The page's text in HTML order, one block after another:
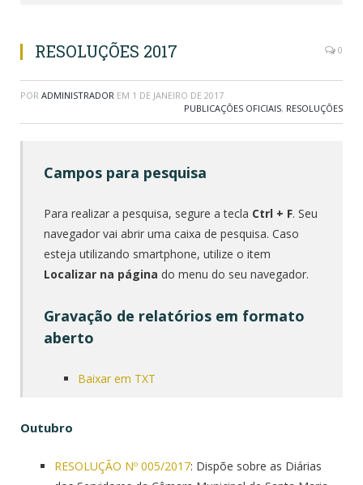
RESOLUÇÕES 2017 0
POR ADMINISTRADOR EM 1 DE JANEIRO DE 2017
PUBLICAÇÕES OFICIAIS, RESOLUÇÕES
Campos para pesquisa
Para realizar a pesquisa, segure a tecla Ctrl + F. Seu
navegador vai abrir uma caixa de pesquisa. Caso
esteja utilizando smartphone, utilize o item
Localizar na página do menu do seu navegador.
Gravação de relatórios em formato
aberto
Baixar em TXT
Outubro
RESOLUÇÃO Nº 005/2017: Dispõe sobre as Diárias